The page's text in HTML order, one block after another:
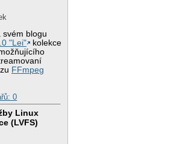
svém blogu
"Lei"
kolekce
FFmpeg
0
Linux
(LVFS)